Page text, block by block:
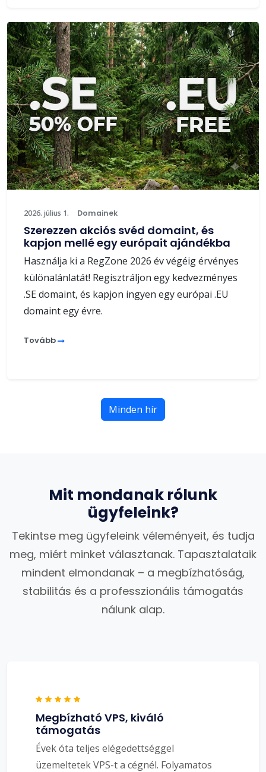
2026. július 1. Domainek
Szerezzen akciós svéd domaint, és
kapjon mellé egy európait ajándékba
Használja ki a RegZone 2026 év végéig érvényes
különalánlatát! Regisztráljon egy kedvezményes
.SE domaint, és kapjon ingyen egy európai .EU
domaint egy évre.
Tovább
Minden hír
Mit mondanak rólunk
ügyfeleink?
Tekintse meg ügyfeleink véleményeit, és tudja
meg, miért minket választanak. Tapasztalataik
mindent elmondanak – a megbízhatóság,
stabilitás és a professzionális támogatás
nálunk alap.
Megbízható VPS, kiváló
támogatás
Évek óta teljes elégedettséggel
üzemeltetek VPS-t a cégnél. Folyamatos